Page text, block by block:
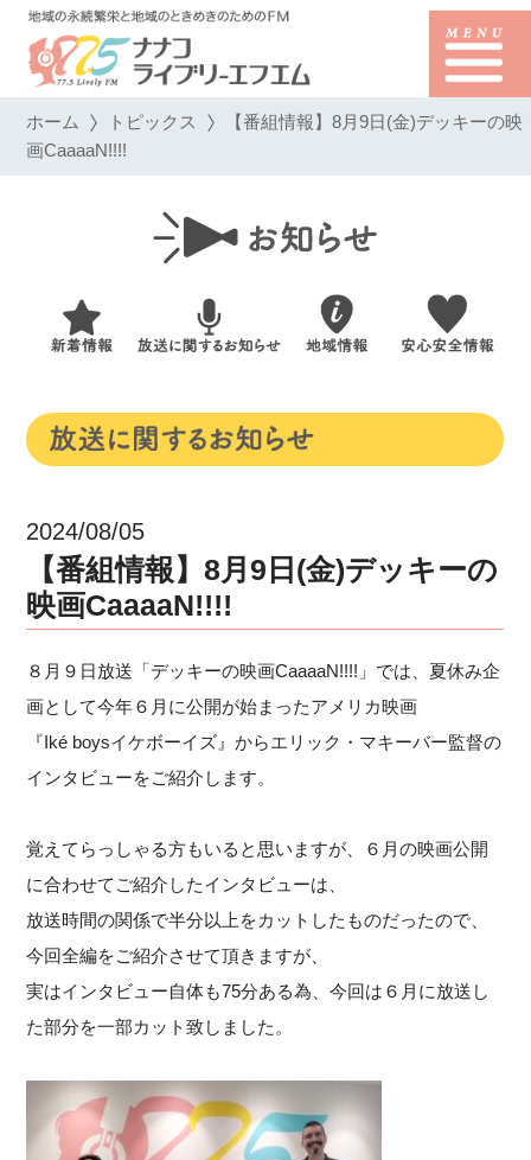
ホーム トピックス 【番組情報】8月9日(金)デッキーの映
画CaaaaN!!!!
2024/08/05
【番組情報】8月9日(金)デッキーの
映画CaaaaN!!!!
８月９日放送「デッキーの映画CaaaaN!!!!」では、夏休み企
画として今年６月に公開が始まったアメリカ映画
『Iké boysイケボーイズ』からエリック・マキーバー監督の
インタビューをご紹介します。
覚えてらっしゃる方もいると思いますが、６月の映画公開
に合わせてご紹介したインタビューは、
放送時間の関係で半分以上をカットしたものだったので、
今回全編をご紹介させて頂きますが、
実はインタビュー自体も75分ある為、今回は６月に放送し
た部分を一部カット致しました。